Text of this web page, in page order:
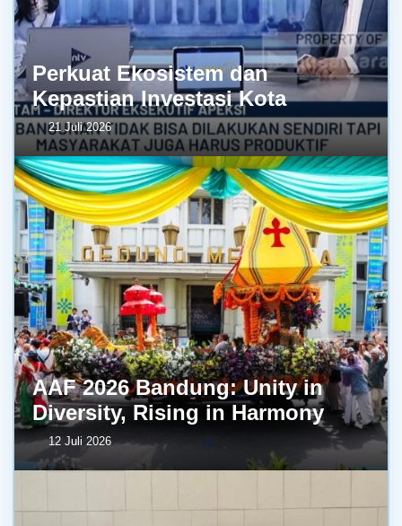
Perkuat Ekosistem dan
Kepastian Investasi Kota
21 Juli 2026
AAF 2026 Bandung: Unity in
Diversity, Rising in Harmony
12 Juli 2026